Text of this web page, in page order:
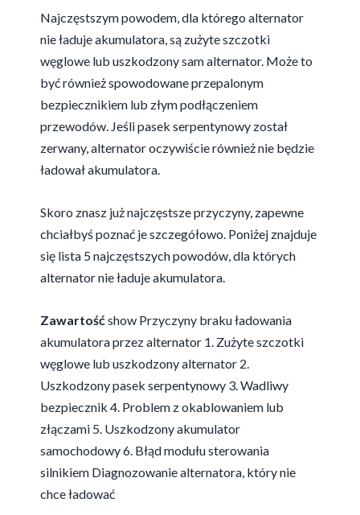
Najczęstszym powodem, dla którego alternator
nie ładuje akumulatora, są zużyte szczotki
węglowe lub uszkodzony sam alternator. Może to
być również spowodowane przepalonym
bezpiecznikiem lub złym podłączeniem
przewodów. Jeśli pasek serpentynowy został
zerwany, alternator oczywiście również nie będzie
ładował akumulatora.
Skoro znasz już najczęstsze przyczyny, zapewne
chciałbyś poznać je szczegółowo. Poniżej znajduje
się lista 5 najczęstszych powodów, dla których
alternator nie ładuje akumulatora.
Zawartośćshow Przyczyny braku ładowania
akumulatora przez alternator 1. Zużyte szczotki
węglowe lub uszkodzony alternator 2.
Uszkodzony pasek serpentynowy 3. Wadliwy
bezpiecznik 4. Problem z okablowaniem lub
złączami 5. Uszkodzony akumulator
samochodowy6. Błąd modułu sterowania
silnikiem Diagnozowanie alternatora, który nie
chce ładować